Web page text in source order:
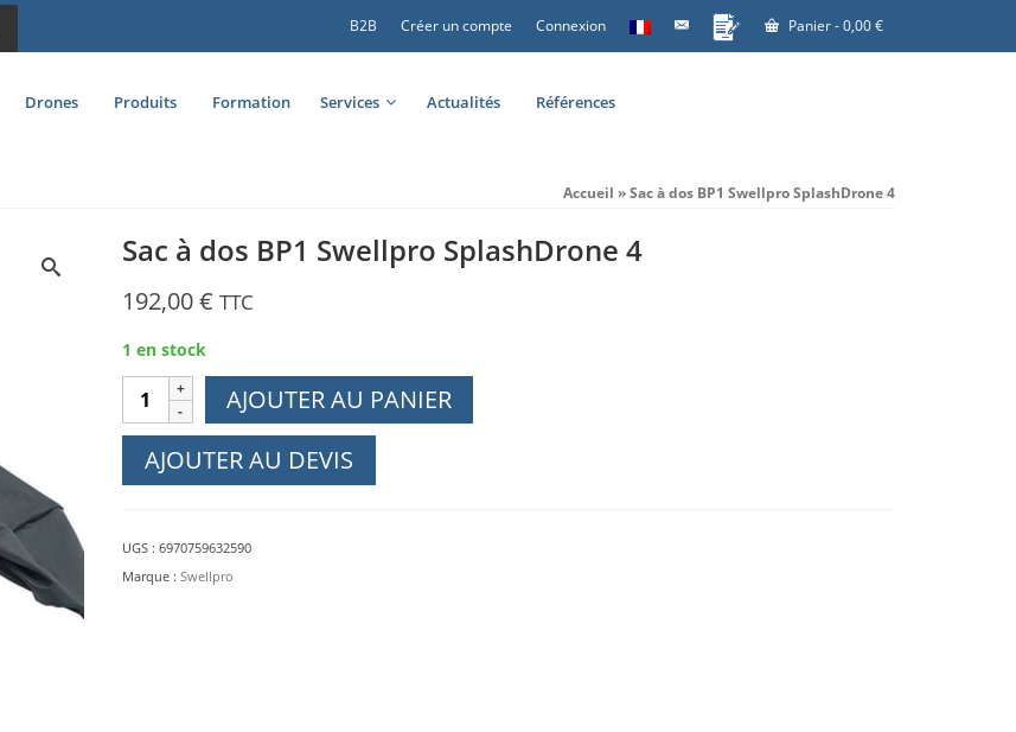
B2B Créer un compte Connexion Panier-0,00€
Drones Produits Formation Services Actualités Références
Accueil »Sac à dos BP1 Swellpro SplashDrone 4
Sac à dos BP1 Swellpro SplashDrone 4
192,00€ TTC
1 en stock
quantité
de
Sac
Swellpro
SplashDrone
AJOUTER AU PANIER
AJOUTER AU DEVIS
UGS : 6970759632590
Marque : Swellpro